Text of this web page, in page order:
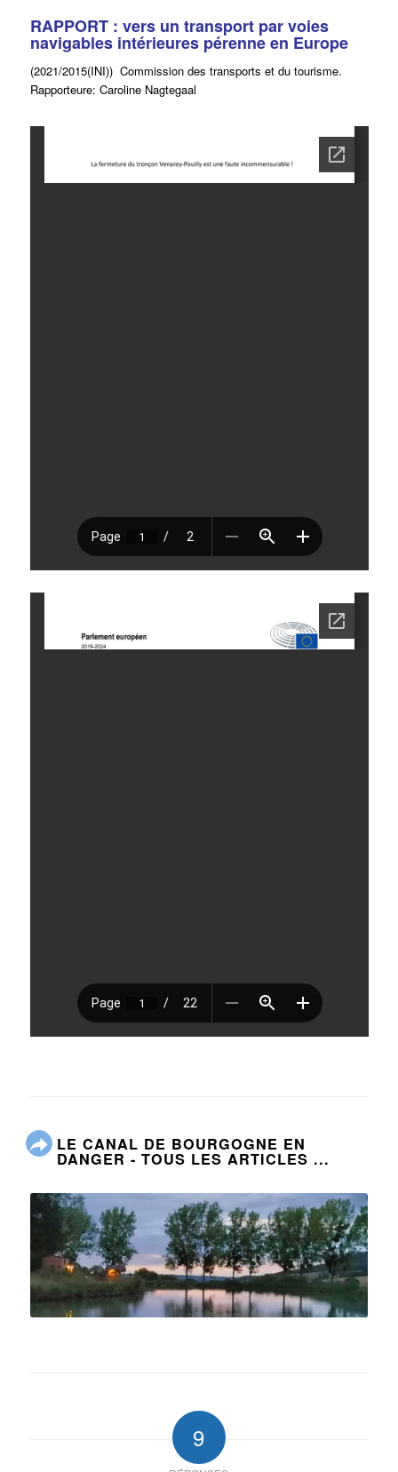
RAPPORT : vers un transport par voies
navigables intérieures pérenne en Europe
(2021/2015(INI)) Commission des transports et du tourisme.
Rapporteure: Caroline Nagtegaal
LE CANAL DE BOURGOGNE EN
DANGER - TOUS LES ARTICLES ...
9